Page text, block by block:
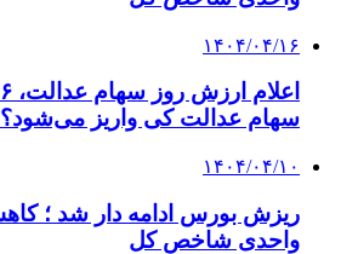
۱۴۰۴/۰۴/۱۶
سهام عدالت کی واریز می‌شود؟
۱۴۰۴/۰۴/۱۰
واحدی شاخص کل